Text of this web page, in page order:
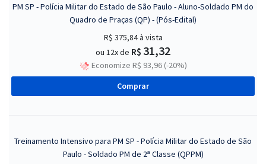
PM SP - Polícia Militar do Estado de São Paulo - Aluno-Soldado PM do
Quadro de Praças (QP) - (Pós-Edital)
R$ 375,84à vista
ou 12x de R$ 31,32
Economize R$ 93,96 (-20%)
Comprar
Treinamento Intensivo para PM SP - Polícia Militar do Estado de São
Paulo - Soldado PM de 2ª Classe (QPPM)